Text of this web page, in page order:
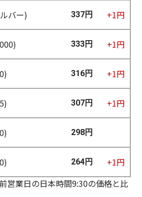
バー)
337円 +1円
333円 +1円
316円 +1円
307円 +1円
298円
264円
+1円
営業日の日本時間9:30の価格と比